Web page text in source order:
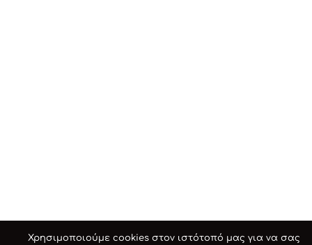
Χρησιμοποιούμε cookies στον ιστότοπό μας για να σας